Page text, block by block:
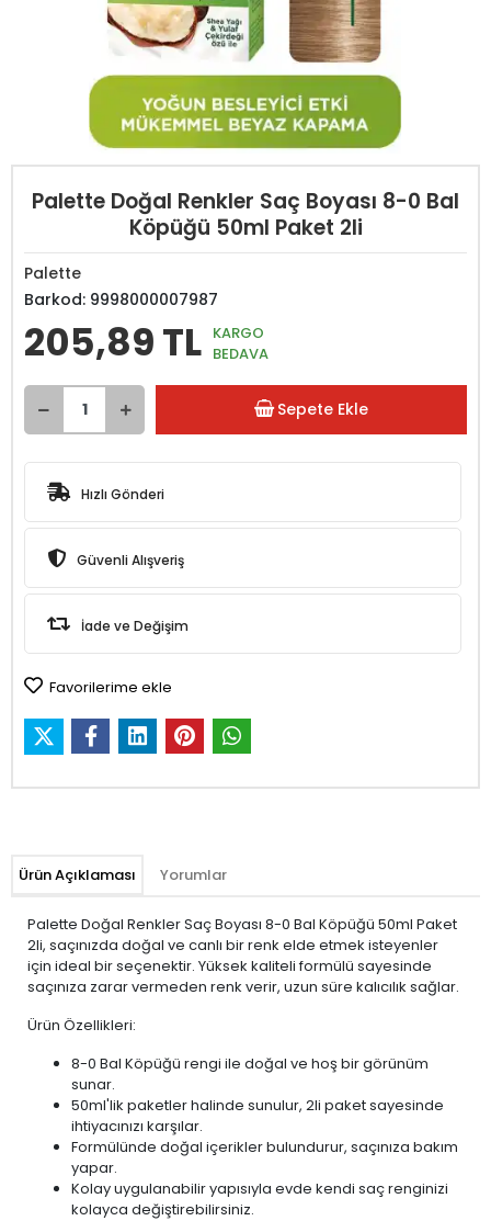
Palette Doğal Renkler Saç Boyası 8-0 Bal
Köpüğü 50ml Paket 2li
Palette
Barkod: 9998000007987
205,89 TL KARGO
BEDAVA
Sepete Ekle
Hızlı Gönderi
Güvenli Alışveriş
İade ve Değişim
Favorilerime ekle
Ürün Açıklaması Yorumlar
Palette Doğal Renkler Saç Boyası 8-0 Bal Köpüğü 50ml Paket
2li, saçınızda doğal ve canlı bir renk elde etmek isteyenler
için ideal bir seçenektir. Yüksek kaliteli formülü sayesinde
saçınıza zarar vermeden renk verir, uzun süre kalıcılık sağlar.
Ürün Özellikleri:
8-0 Bal Köpüğü rengi ile doğal ve hoş bir görünüm
sunar.
50ml'lik paketler halinde sunulur, 2li paket sayesinde
ihtiyacınızı karşılar.
Formülünde doğal içerikler bulundurur, saçınıza bakım
yapar.
Kolay uygulanabilir yapısıyla evde kendi saç renginizi
kolayca değiştirebilirsiniz.